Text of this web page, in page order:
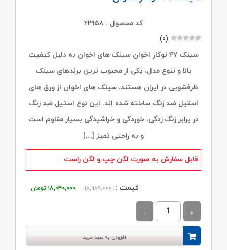
کد محصول : ۲۲۹۵۸
(۰)
سینک ۴۷ توکار اخوان سینک های اخوان به دلیل کیفیت
بالا و تنوع مدل، یکی از محبوب ترین برندهای سینک
ظرفشویی در ایران هستند. سینک های اخوان از ورق های
استیل ضد زنگ ساخته شده اند. این نوع استیل ضد زنگ
در برابر زنگ زدگی، خوردگی و خراشیدگی بسیار مقاوم است
و به راحتی تمیز […]
قابل سفارش به صورت لگن چپ و لگن راست
قیمت : ۱۸,۹۸۹,۰۰۰
قیمت
۱۸,۰۴۰,۰۰۰ تومان
افزودن به سبد خرید